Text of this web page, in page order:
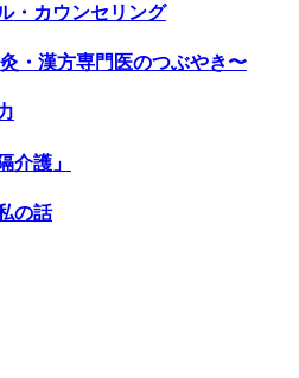
・カウンセリング
・漢方専門医のつぶやき〜
介護」
の話